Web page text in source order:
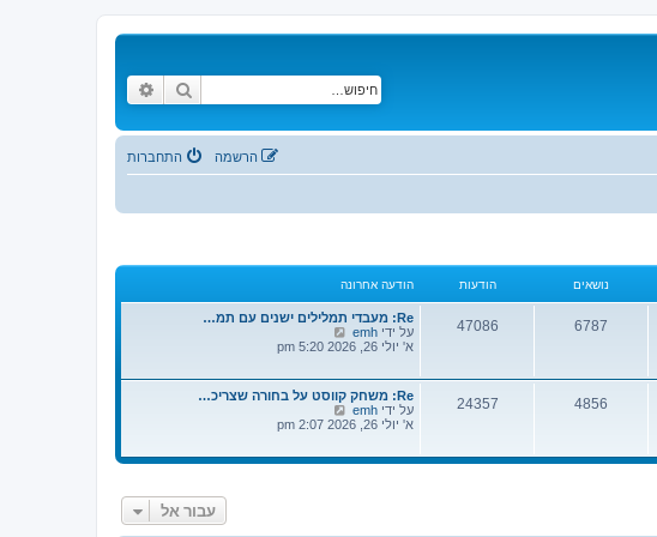
חיפוש
התחברות הרשמה
נושאים הודעות הודעה אחרונה
6787
47086
Re: מעבדי תמלילים ישנים עם תמ…
על ידי emh
פ
ו
ד
ע
ה
א' יולי 26, 2026 5:20 pm
4856
24357
Re: משחק קווסט על בחורה שצריכ…
על ידי emh
פ
ה
א' יולי 26, 2026 2:07 pm
עבור אל